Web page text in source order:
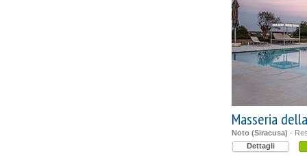
Masseria
Noto (Siracusa) -
Dettagli